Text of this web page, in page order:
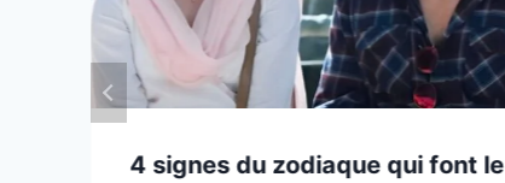
4 signes du zodiaque qui font le